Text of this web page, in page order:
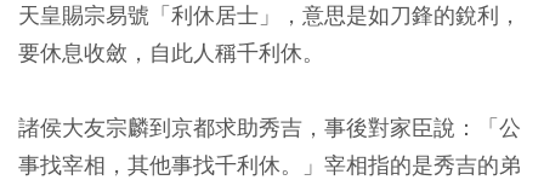
天皇賜宗易號「利休居士」，意思是如刀鋒的銳利，
要休息收斂，自此人稱千利休。
諸侯大友宗麟到京都求助秀吉，事後對家臣說：「公
事找宰相，其他事找千利休。」宰相指的是秀吉的弟